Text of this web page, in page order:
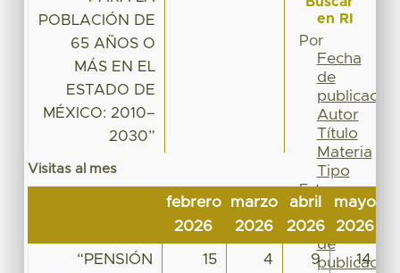
POBLACIÓN DE
65 AÑOS O
MÁS EN EL
ESTADO DE
MÉXICO: 2010–
2030”
Visitas al mes
febrero
2026
marzo
2026
abril
2026
mayo
2026
“PENSIÓN
15 4 9 14
en RI
Por
Fecha
de
publicación
Autor
Título
Materia
Tipo
Esta
colección
Fecha
de
publicación